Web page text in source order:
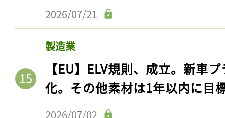
2026/07/21
製造業
【EU】ELV規則、成立。新車
化。その他素材は1年以内に目
2026/07/02